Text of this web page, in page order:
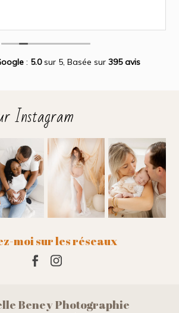
Ce fut une expérience des plus
: 5.0sur 5, Basée sur 395 avis
Instagram
moi sur les réseaux
Beney Photographie